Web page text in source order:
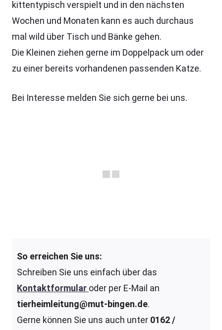
kittentypisch verspielt und in den nächsten
Wochen und Monaten kann es auch durchaus
mal wild über Tisch und Bänke gehen.
Die Kleinen ziehen gerne im Doppelpack um oder
zu einer bereits vorhandenen passenden Katze.
Bei Interesse melden Sie sich gerne bei uns.
So erreichen Sie uns:
Schreiben Sie uns einfach über das
Kontaktformular oder per E-Mail an
tierheimleitung@mut-bingen.de.
Gerne können Sie uns auch unter 0162 /